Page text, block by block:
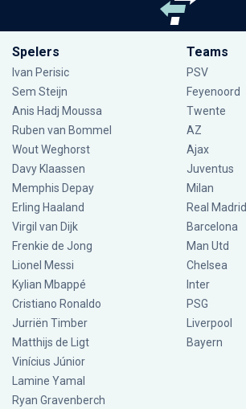
Spelers
Ivan Perisic
Sem Steijn
Anis Hadj Moussa
Ruben van Bommel
Wout Weghorst
Davy Klaassen
Memphis Depay
Erling Haaland
Virgil van Dijk
Frenkie de Jong
Lionel Messi
Kylian Mbappé
Cristiano Ronaldo
Jurriën Timber
Matthijs de Ligt
Vinícius Júnior
Lamine Yamal
Ryan Gravenberch
Teams
PSV
Feyenoord
Twente
AZ
Ajax
Juventus
Milan
Real Madrid
Barcelona
Man Utd
Chelsea
Inter
PSG
Liverpool
Bayern